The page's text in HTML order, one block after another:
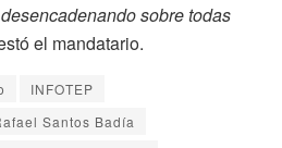
sobre todas
el mandatario.
INFOTEP
Santos Badía